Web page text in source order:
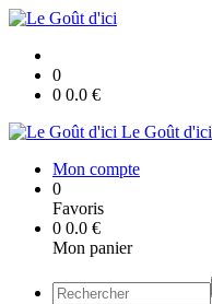
0
0 0.0 €
Le Goût d'ici
Mon compte
0
Favoris
0 0.0 €
Mon panier